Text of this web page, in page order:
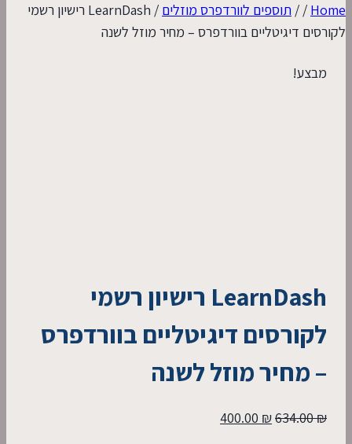
Home
/
/ תוספים לוורדפרס מוזלים /
LearnDash רישיון רשמי
לקורסים דיגיטליים בוורדפרס – מחיר מוזל לשנה
מבצע!
LearnDash רישיון רשמי
לקורסים דיגיטליים בוורדפרס
– מחיר מוזל לשנה
634.00₪
המחיר400.00 ₪
המחיר